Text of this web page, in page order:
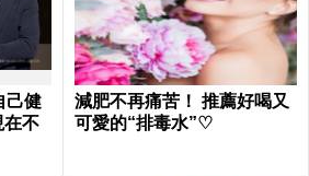
己健
在不
減肥不再痛苦！ 推薦好喝又
可愛的“排毒水”♡